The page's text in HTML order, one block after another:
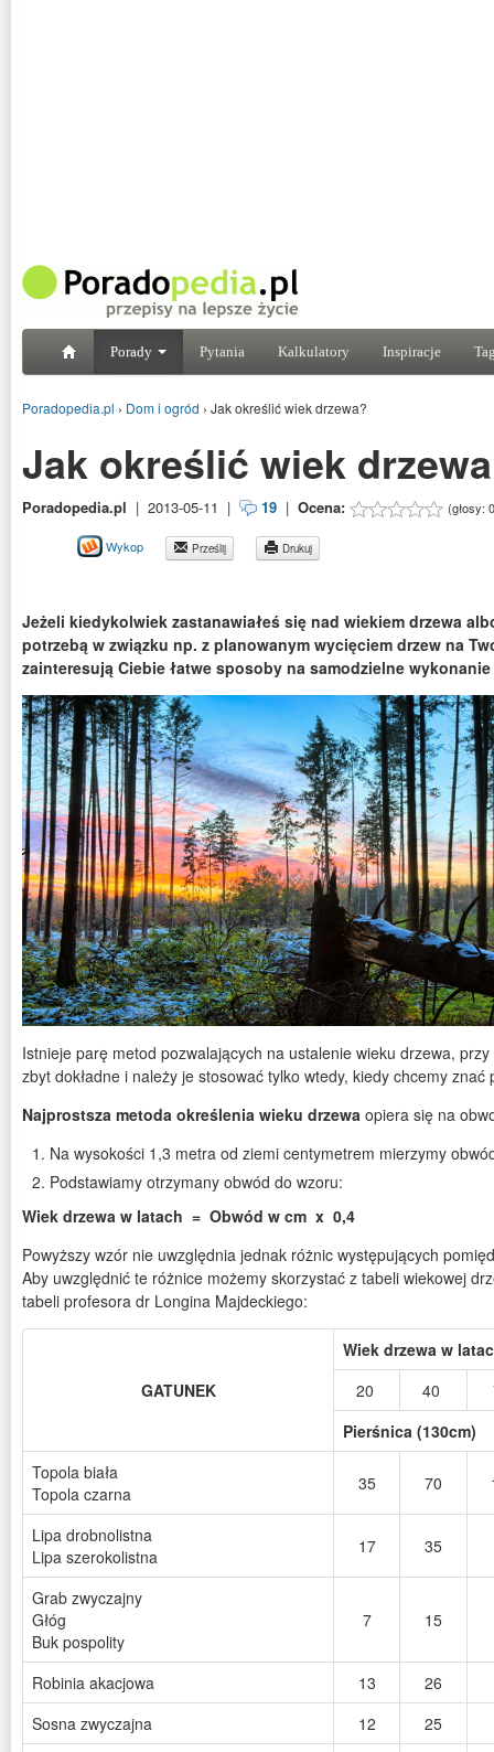
Porady Pytania Kalkulatory Inspiracje
Poradopedia.pl › Dom i ogród › Jak określić wiek drzewa?
Jak określić wiek
Poradopedia.pl | 2013-05-11 | 19 | Ocena: (głosy: 0
Wykop Prześlij Drukuj
Jeżeli kiedykolwiek zastanawiałeś się nad wiekiem drzewa
potrzebą w związku np. z planowanym wycięciem drzew na
zainteresują Ciebie łatwe sposoby na samodzielne
Istnieje parę metod pozwalających na ustalenie wieku drzewa,
zbyt dokładne i należy je stosować tylko wtedy, kiedy chcemy
Najprostsza metoda określenia wieku drzewa opiera się na
Na wysokości 1,3 metra od ziemi centymetrem mierzymy
Podstawiamy otrzymany obwód do wzoru:
Wiek drzewa w latach = Obwód w cm x 0,4
Powyższy wzór nie uwzględnia jednak różnic występujących
Aby uwzględnić te różnice możemy skorzystać z tabeli wiekowej
tabeli profesora dr Longina Majdeckiego:
GATUNEK
Wiek drzewa w
20
40
Pierśnica (130cm)
Topola biała
Topola czarna
35 70
Lipa drobnolistna
Lipa szerokolistna
17 35
Grab zwyczajny
Głóg
Buk pospolity
7 15
Robinia akacjowa 13
26
Sosna zwyczajna
12
25